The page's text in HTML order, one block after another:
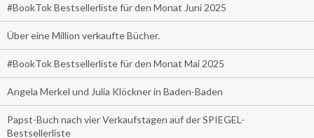
#BookTok Bestsellerliste für den Monat Juni 2025
Über eine Million verkaufte Bücher.
#BookTok Bestsellerliste für den Monat Mai 2025
Angela Merkel und Julia Klöckner in Baden-Baden
Papst-Buch nach vier Verkaufstagen auf der SPIEGEL-
Bestsellerliste